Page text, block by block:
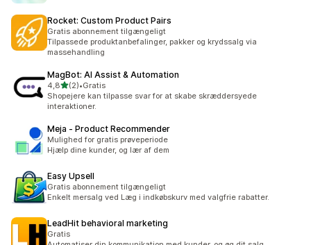
Rocket: Custom Product Pairs
Gratis abonnement tilgængeligt
Tilpassede produktanbefalinger, pakker og krydssalg via
massehandling
MagBot: AI Assist & Automation
4,8ud af 5 stjerner
(2)
2 anmeldelser i alt
•Gratis
Shopejere kan tilpasse svar for at skabe skræddersyede
interaktioner.
Meja ‑ Product Recommender
Mulighed for gratis prøveperiode
Hjælp dine kunder, og lær af dem
Easy Upsell
Gratis abonnement tilgængeligt
Enkelt mersalg ved Læg i indkøbskurv med valgfrie rabatter.
LeadHit behavioral marketing
Gratis